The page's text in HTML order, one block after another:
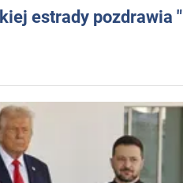
estrady pozdrawia